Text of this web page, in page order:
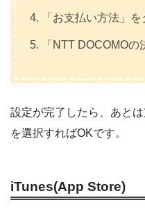
「お支払い方法」
「NTT DOCOMO
設定が完了したら、あと
を選択すればOKです。
iTunes(App Store)